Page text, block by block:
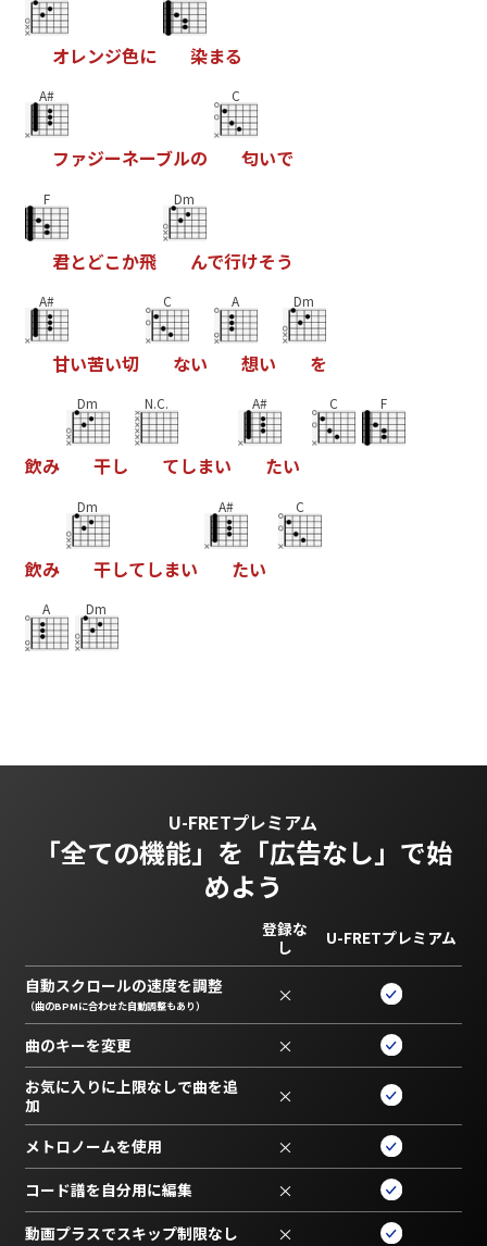
オレンジ色に 染まる
A#
フ ァジーネーブルの
C
匂いで
F
君とどこか飛
Dm
んで行けそう
A#
甘い苦い切
C
ない
A
想い
Dm
を
飲み
Dm
干し
N.C.
てしまい
A#
たい
C F
飲み
Dm
干してしまい
A#
たい
C
A Dm
U-FRETプレミアム
「全ての機能」を 「広告なし」で始
めよう
登録な
し
U-FRETプレミアム
自動スクロールの速度を調整
（曲のBPMに合わせた自動調整もあり） ×
曲のキーを変更 ×
お気に入りに上限なしで曲を追
加
×
メトロノームを使用 ×
コード譜を自分用に編集 ×
動画プラスでスキップ制限なし ×